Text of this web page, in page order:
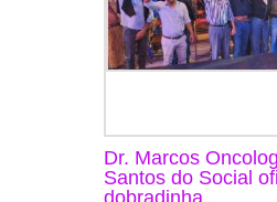
Dr. Marcos
Santos do Social
dobradinha...